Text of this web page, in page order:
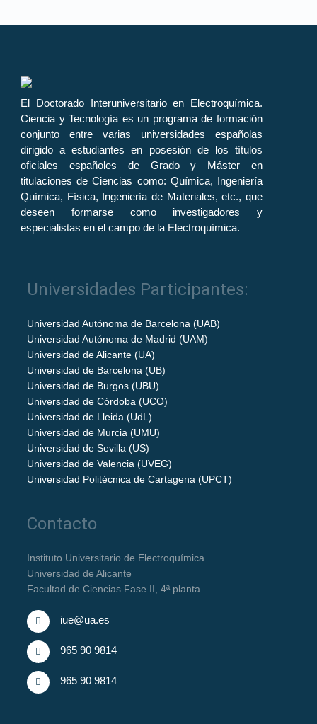
El Doctorado Interuniversitario en Electroquímica.
Ciencia y Tecnología es un programa de formación
conjunto entre varias universidades españolas
dirigido a estudiantes en posesión de los títulos
oficiales españoles de Grado y Máster en
titulaciones de Ciencias como: Química, Ingeniería
Química, Física, Ingeniería de Materiales, etc., que
deseen formarse como investigadores y
especialistas en el campo de la Electroquímica.
Universidades Participantes:
Universidad Autónoma de Barcelona (UAB)
Universidad Autónoma de Madrid (UAM)
Universidad de Alicante (UA)
Universidad de Barcelona (UB)
Universidad de Burgos (UBU)
Universidad de Córdoba (UCO)
Universidad de Lleida (UdL)
Universidad de Murcia (UMU)
Universidad de Sevilla (US)
Universidad de Valencia (UVEG)
Universidad Politécnica de Cartagena (UPCT)
Contacto
Instituto Universitario de Electroquímica
Universidad de Alicante
Facultad de Ciencias Fase II, 4ª planta
iue@ua.es
965 90 9814
965 90 9814